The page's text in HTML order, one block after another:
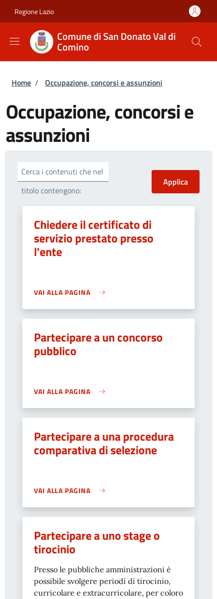
Regione Lazio
Comune di San Donato Val di
Comino
Briciole di pane
Home / Occupazione, concorsi e assunzioni
Occupazione, concorsi e
assunzioni
Cerca i contenuti che nel
titolo contengono:
Chiedere il certificato di
servizio prestato presso
l'ente
VAI ALLA PAGINA
Partecipare a un concorso
pubblico
VAI ALLA PAGINA
Partecipare a una procedura
comparativa di selezione
VAI ALLA PAGINA
Partecipare a uno stage o
tirocinio
Presso le pubbliche amministrazioni è
possibile svolgere periodi di tirocinio,
curricolare e extracurricolare, per coloro